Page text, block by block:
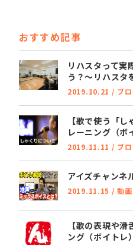
e
b
o
o
k
t
e
r
おすすめ記事
リハスタって実
う？～リハスタ
2019.10.21 / ブ
【歌で使う「
レーニング（ボ
2019.11.11 / ブ
アイズチャン
2019.11.15 /動画
【歌の表現や
ング（ボイトレ